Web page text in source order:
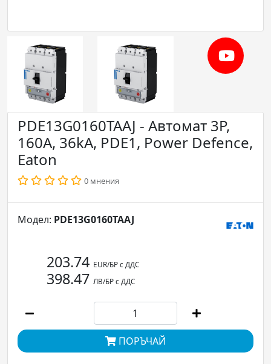
PDE13G0160TAAJ - Автомат 3P,
160А, 36kA, PDE1, Power Defence,
Eaton
0 мнения
Модел: PDE13G0160TAAJ
203.74 EUR/БР с ДДС
398.47 ЛВ/БР с ДДС
ПОРЪЧАЙ